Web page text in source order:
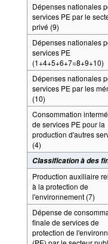
Dépenses nationales
services PE par le
privé (9)
Dépenses nationales
services PE
(1+4+5+6+7=8+9+10)
Dépenses nationales
services PE par les
(10)
Consommation
de services PE pour la
production d'autres
(4)
Classification à des
Production auxiliaire
à la protection de
l'environnement (7)
Dépense de
finale de services de
protection de